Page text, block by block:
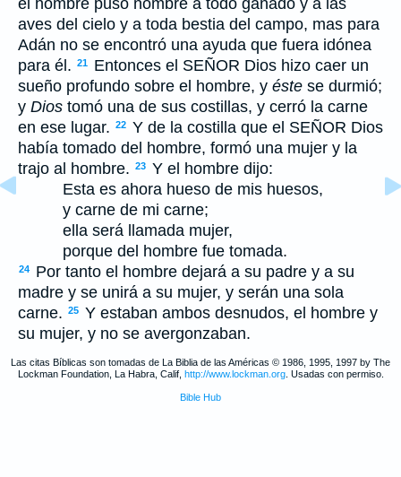
el hombre puso nombre a todo ganado y a las
aves del cielo y a toda bestia del campo, mas para
Adán no se encontró una ayuda que fuera idónea
para él. 21 Entonces el SEÑOR Dios hizo caer un
sueño profundo sobre el hombre, y éste se durmió;
y Dios tomó una de sus costillas, y cerró la carne
en ese lugar. 22 Y de la costilla que el SEÑOR Dios
había tomado del hombre, formó una mujer y la
trajo al hombre. 23 Y el hombre dijo:
Esta es ahora hueso de mis huesos,
y carne de mi carne;
ella será llamada mujer,
porque del hombre fue tomada.
24
Por tanto el hombre dejará a su padre y a su
madre y se unirá a su mujer, y serán una sola
carne. 25 Y estaban ambos desnudos, el hombre y
su mujer, y no se avergonzaban.
Las citas Bíblicas son tomadas de La Biblia de las Américas © 1986, 1995, 1997 by The
Lockman Foundation, La Habra, Calif, http://www.lockman.org. Usadas con permiso.
Bible Hub